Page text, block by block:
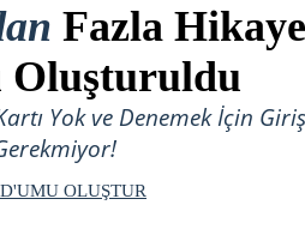
Fazla Hikaye
Oluşturuldu
Yok ve Denemek İçin Giriş
OLUŞTUR